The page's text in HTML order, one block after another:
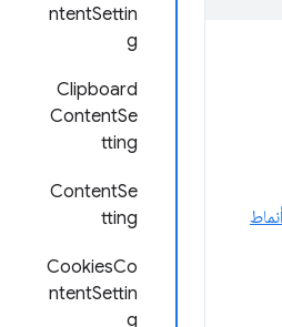
ntentSettin
g
Clipboard
ContentSe
tting
ContentSe
tting
CookiesCo
ntentSettin
g
أنماط